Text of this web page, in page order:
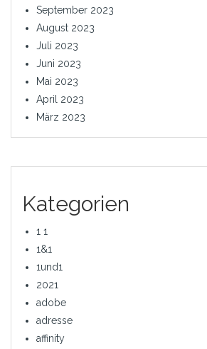
September 2023
August 2023
Juli 2023
Juni 2023
Mai 2023
April 2023
März 2023
Kategorien
1 1
1&1
1und1
2021
adobe
adresse
affinity